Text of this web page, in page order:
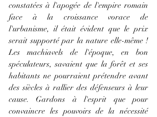
constatées à l'apogée de l'empire romain
face à la croissance vorace de
l'urbanisme, il était évident que le prix
serait supporté par la nature elle-même !
Les machiavels de l'époque, en bon
spéculateurs, savaient que la forêt et ses
habitants ne pourraient prétendre avant
des siècles à rallier des défenseurs à leur
cause. Gardons à l'esprit que pour
convaincre les pouvoirs de la nécessité